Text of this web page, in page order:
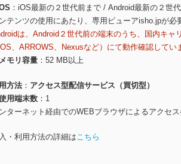
iOS最新の２世代前まで / Android最新の２世
テンツの使用にあたり、専用ビューアisho.jpが必
は、Android２世代前の端末のうち、国内キャ
、ARROWS、Nexusなど）にて動作確認してい
モリ容量
52 MB以上
方法
アクセス型配信サービス（買切型）
用端末数
1
ターネット経由でのWEBブラウザによるアクセス
・利用方法の詳細はこちら